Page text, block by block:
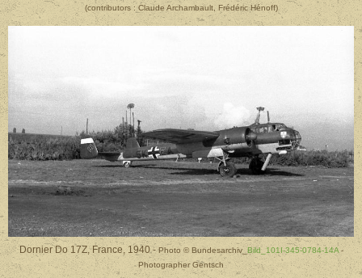
(contributors : Claude Archambault, Frédéric Hénoff)
Dornier Do 17Z, France, 1940 -Photo © Bundesarchiv_Bild_101I-345-0784-14A-
Photographer Gentsch